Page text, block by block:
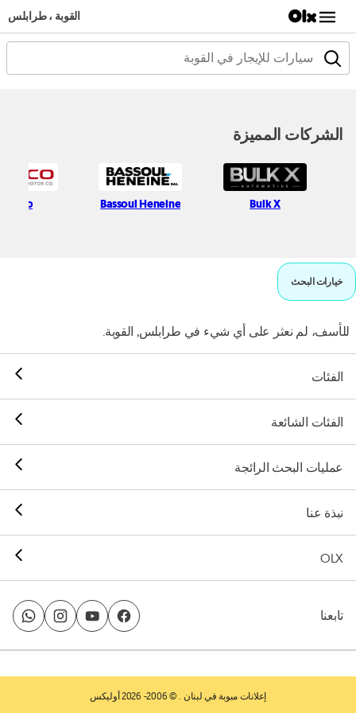
القوبة ، طرابلس
الشركات المميزة
Bulk X
Bassoul Heneine
خيارات البحث
للأسف، لم نعثر على أي شيء في طرابلس, القوبة.
الفئات
الفئات الشائعة
عمليات البحث الرائجة
نبذة عنا
OLX
تابعنا
إعلانات مبوبة في لبنان . © 2006- 2026 أوليكس